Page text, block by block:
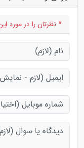
* نظرتان را در مورد